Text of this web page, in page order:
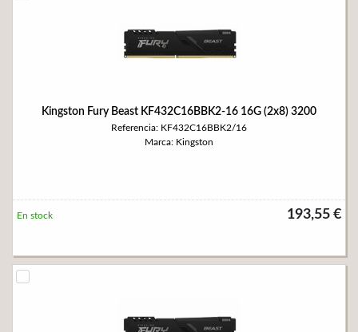
Kingston Fury Beast KF432C16BBK2-16 16G (2x8) 3200
Referencia: KF432C16BBK2/16
Marca: Kingston
193,55 €
En stock